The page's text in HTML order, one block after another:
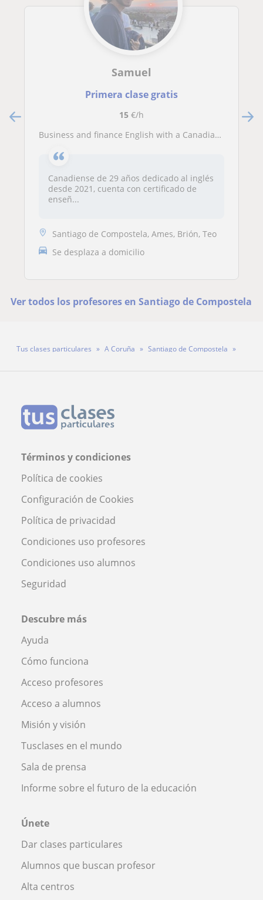
Samuel
Primera clase gratis
15€/h
Business and finance English with a Canadian teacher
Canadiense de 29 años dedicado al inglés
desde 2021, cuenta con certificado de
enseñ...
Santiago de Compostela, Ames, Brión, Teo
Se desplaza a domicilio
Ver todos los profesores en Santiago de Compostela
Tus clases particulares A Coruña
Santiago de Compostela
Términos y condiciones
Política de cookies
Configuración de Cookies
Política de privacidad
Condiciones uso profesores
Condiciones uso alumnos
Seguridad
Descubre más
Ayuda
Cómo funciona
Acceso profesores
Acceso a alumnos
Misión y visión
Tusclases en el mundo
Sala de prensa
Informe sobre el futuro de la educación
Únete
Dar clases particulares
Alumnos que buscan profesor
Alta centros